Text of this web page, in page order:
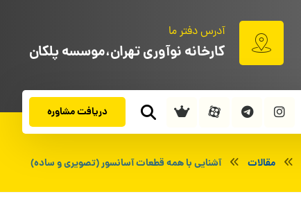
آدرس دفتر ما
کارخانه نوآوری تهران،موسسه پلکان
دریافت مشاوره
مقالات آشنایی با همه قطعات آسانسور (تصویری و ساده)